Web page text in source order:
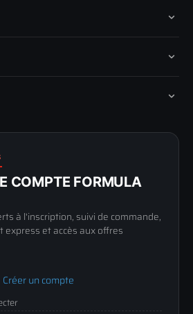
COMPTE FORMULA
à l'inscription, suivi de commande,
express et accès aux offres
Créer un compte